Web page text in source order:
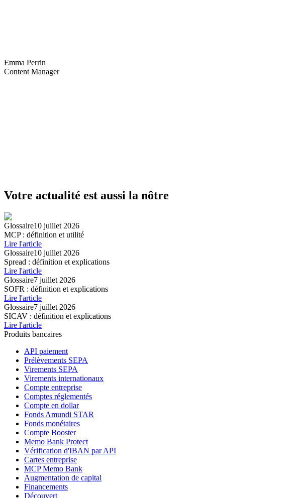
Emma Perrin
Content Manager
Votre actualité est aussi la nôtre
Glossaire10 juillet 2026
MCP : définition et utilité
Lire l'article
Glossaire10 juillet 2026
Spread : définition et explications
Lire l'article
Glossaire7 juillet 2026
SOFR : définition et explications
Lire l'article
Glossaire7 juillet 2026
SICAV : définition et explications
Lire l'article
Produits bancaires
API paiement
Prélèvements SEPA
Virements SEPA
Virements internationaux
Compte entreprise
Comptes réglementés
Compte en dollar
Fonds Amundi STAR
Fonds monétaires
Compte Booster
Memo Bank Protect
Vérification d'IBAN par API
Cartes entreprise
MCP Memo Bank
Augmentation de capital
Financements
Découvert